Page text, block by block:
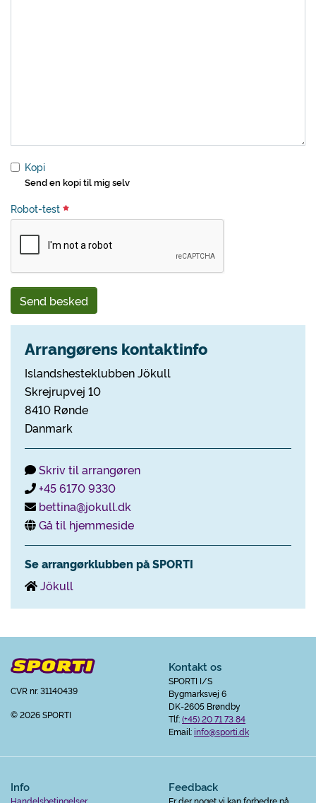
Kopi
Send en kopi til mig selv
Robot-test
Send besked
Arrangørens kontaktinfo
Islandshesteklubben Jökull
Skrejrupvej 10
8410 Rønde
Danmark
Skriv til arrangøren
+45 6170 9330
bettina@jokull.dk
Gå til hjemmeside
Se arrangørklubben på SPORTI
Jökull
CVR nr. 31140439
© 2026 SPORTI
Kontakt os
SPORTI I/S
Bygmarksvej 6
DK-2605 Brøndby
Tlf:(+45) 20 71 73 84
Email:info@sporti.dk
Info
Handelsbetingelser
Feedback
Er der noget vi kan forbedre på